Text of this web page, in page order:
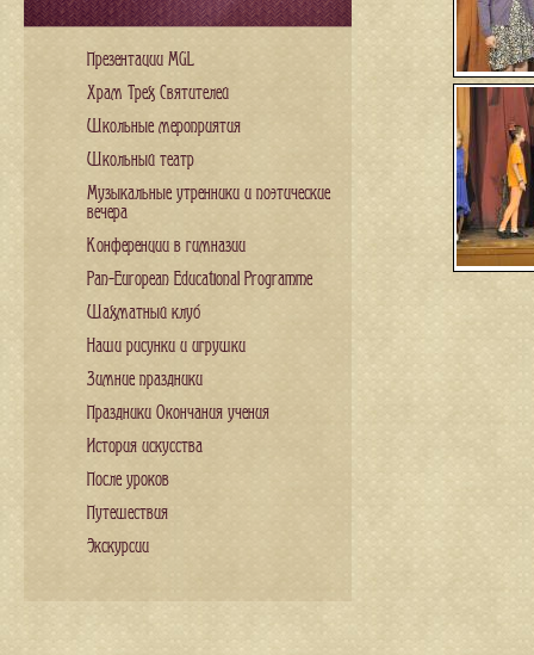
Презентации MGL
Храм Трех Святителей
Школьные мероприятия
Школьный театр
Музыкальные утренники и поэтические
вечера
Конференции в гимназии
Pan-European Educational Programme
Шахматный клуб
Наши рисунки и игрушки
Зимние праздники
Праздники Окончания учения
История искусства
После уроков
Путешествия
Экскурсии